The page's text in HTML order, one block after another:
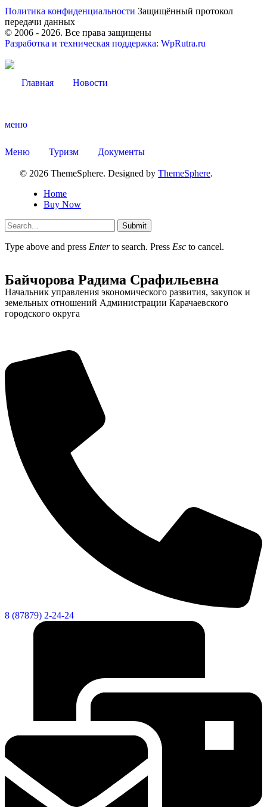
Политика конфиденциальности Защищённый протокол
передачи данных
© 2006 - 2026. Все права защищены
Разработка и техническая поддержка: WpRutra.ru
Главная Новости
меню
Меню Туризм Документы
© 2026 ThemeSphere. Designed by ThemeSphere.
Home
Buy Now
Submit
Type above and press Enterto search. Press Esc to cancel.
Байчорова Радима Срафильевна
Начальник управления экономического развития, закупок и
земельных отношений Администрации Карачаевского
городского округа
8 (87879) 2-24-24